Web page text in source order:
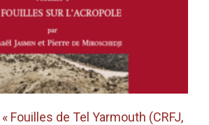
« Fouilles de Tel Yarmouth (CRFJ,